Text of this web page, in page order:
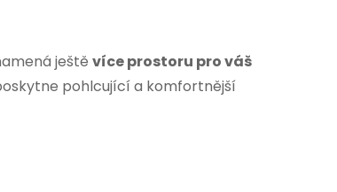
ještě více prostoru pro váš
pohlcující a komfortnější